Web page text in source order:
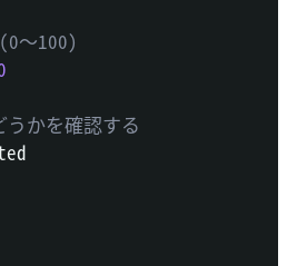
〜100)
かを確認する